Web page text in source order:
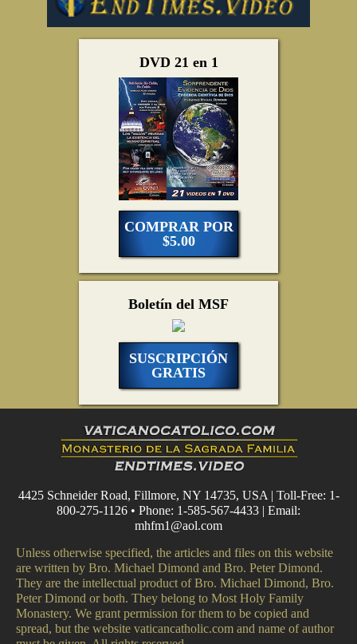
DVD 21 en 1
COMPRAR POR
$5.00
Boletín del MSF
SUSCRIPCIÓN
GRATIS
4425 Schneider Road, Fillmore, NY 14735, USA | Toll-Free: 1-
800-275-1126 • Phone: 1-585-567-4433 | Email:
mhfm1@aol.com
Unless otherwise specified, the articles and files on this website
are written by Bro. Michael Dimond and Bro. Peter Dimond.
They are the intellectual product of Bro. Michael Dimond, Bro.
Peter Dimond or both. They belong to Most Holy Family
Monastery. We grant permission for them to be copied and
spread, but the website vaticancatholic.com and name of author